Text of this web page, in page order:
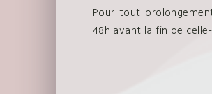
Pour tout
48h avant la fin de